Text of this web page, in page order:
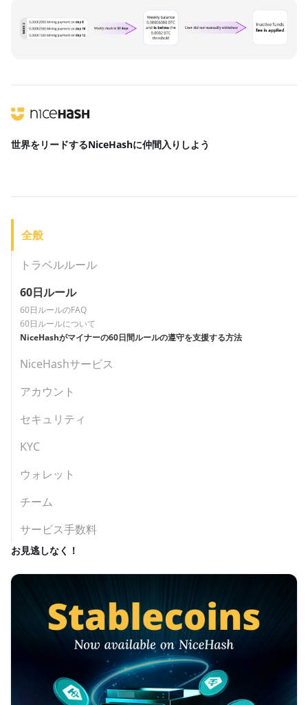
世界をリードするNiceHashに仲間入りしよう
全般
トラベルルール
60日ルール
60日ルールのFAQ
60日ルールについて
NiceHashがマイナーの60日間ルールの遵守を支援する方法
NiceHashサービス
アカウント
セキュリティ
KYC
ウォレット
チーム
サービス手数料
お見逃しなく！